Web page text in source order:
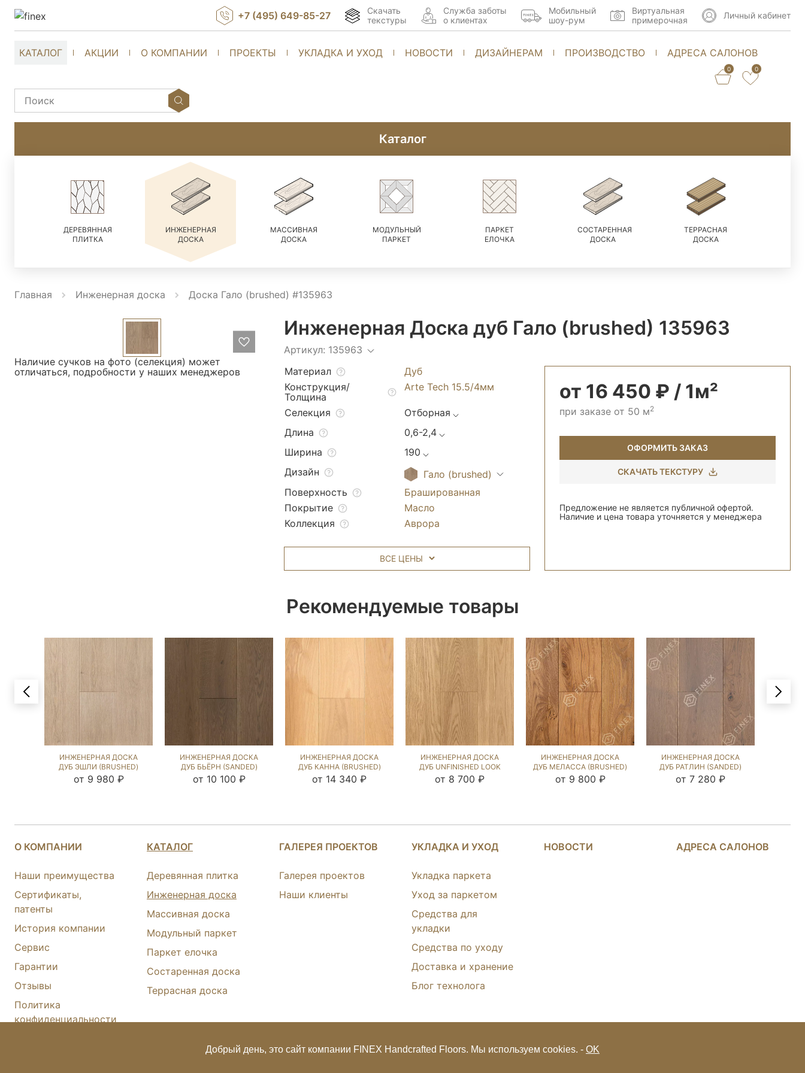
КАТАЛОГ АКЦИИ О КОМПАНИИ ПРОЕКТЫ УКЛАДКА И УХОД НОВОСТИ ДИЗАЙНЕРАМ ПРОИЗВОДСТВО АДРЕСА САЛОНОВ
0 0
+7 (495) 649-85-27
Скачать
текстуры
Cлужба заботы
о клиентах
Мобильный
шоу-рум
Виртуальная
примерочная
Личный кабинет
Каталог
ДЕРЕВЯННАЯ
ПЛИТКА
ИНЖЕНЕРНАЯ
ДОСКА
МАССИВНАЯ
ДОСКА
МОДУЛЬНЫЙ
ПАРКЕТ
ПАРКЕТ
ЕЛОЧКА
СОСТАРЕННАЯ
ДОСКА
ТЕРРАСНАЯ
ДОСКА
Главная Инженерная доска Доска Гало (brushed) #135963
Наличие сучков на фото (селекция) может
отличаться, подробности у наших менеджеров
Инженерная Доска дуб Гало (brushed) 135963
Артикул: 135963
Материал
Дуб
Конструкция/
Толщина
Arte Tech 15.5/4мм
Селекция
Отборная
Длина
0,6-2,4
Ширина
190
Дизайн
Гало (brushed)
Поверхность
Брашированная
Покрытие
Масло
Коллекция
Аврора
от 16 450 ₽ / 1м²
при заказе от 50 м2
ОФОРМИТЬ ЗАКАЗ
СКАЧАТЬ ТЕКСТУРУ
Предложение не является публичной офертой.
Наличие и цена товара уточняется у менеджера
ВСЕ ЦЕНЫ
Рекомендуемые товары
ИНЖЕНЕРНАЯ ДОСКА
ДУБ ЭШЛИ (BRUSHED)
413009
от 9 980 ₽
ИНЖЕНЕРНАЯ ДОСКА
ДУБ БЬЁРН (SANDED)
423910
от 10 100 ₽
ИНЖЕНЕРНАЯ ДОСКА
ДУБ КАННА (BRUSHED)
110052
от 14 340 ₽
ИНЖЕНЕРНАЯ ДОСКА
ДУБ UNFINISHED LOOK
UNI (BRUSHED) 109599
от 8 700 ₽
ИНЖЕНЕРНАЯ ДОСКА
ДУБ МЕЛАССА (BRUSHED)
202734
от 9 800 ₽
ИНЖЕНЕРНАЯ ДОСКА
ДУБ РАТЛИН (SANDED)
423884
от 7 280 ₽
О КОМПАНИИ
Наши преимущества
Сертификаты,
патенты
История компании
Сервис
Гарантии
Отзывы
Политика
конфиденциальности
КАТАЛОГ
Деревянная плитка
Инженерная доска
Массивная доска
Модульный паркет
Паркет елочка
Состаренная доска
Террасная доска
ГАЛЕРЕЯ ПРОЕКТОВ
Галерея проектов
Наши клиенты
УКЛАДКА И УХОД
Укладка паркета
Уход за паркетом
Средства для
укладки
Средства по уходу
Доставка и хранение
Блог технолога
НОВОСТИ АДРЕСА САЛОНОВ
Добрый день, это сайт компании FINEX Handcrafted Floors. Мы используем cookies. - OK